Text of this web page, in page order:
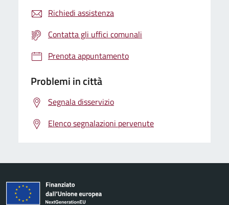
Richiedi assistenza
Contatta gli uffici comunali
Prenota appuntamento
Problemi in città
Segnala disservizio
Elenco segnalazioni pervenute